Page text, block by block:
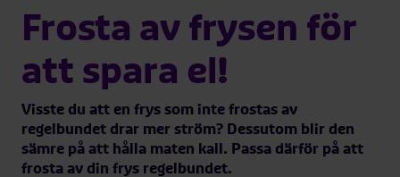
Frosta av frysen för
att spara el!
Visste du att en frys som inte frostas av
regelbundet drar mer ström? Dessutom blir den
sämre på att hålla maten kall. Passa därför på att
frosta av din frys regelbundet.